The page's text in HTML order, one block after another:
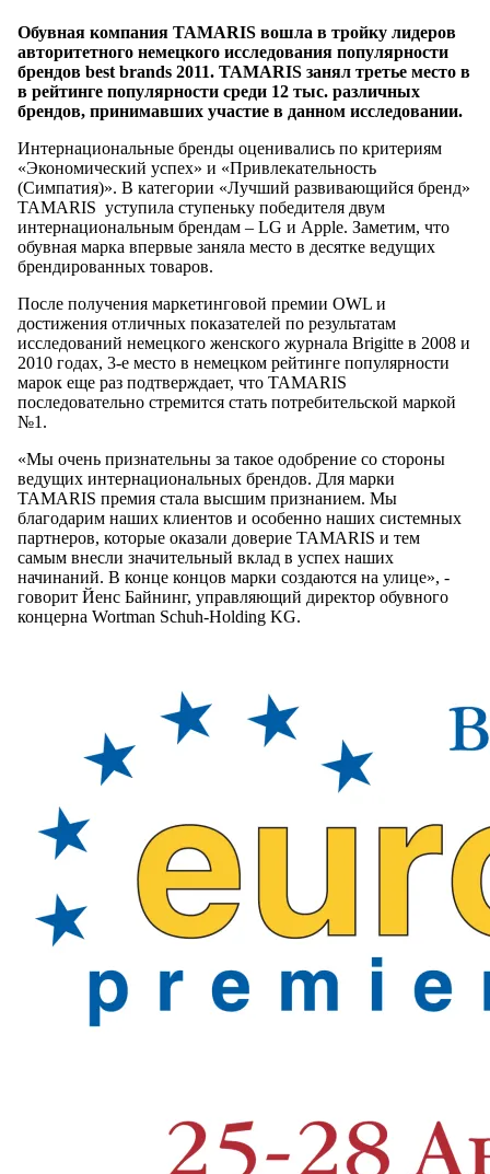
Обувная компания TAMARIS вошла в тройку лидеров
авторитетного немецкого исследования популярности
брендов best brands 2011. TAMARIS занял третье место в
в рейтинге популярности среди 12 тыс. различных
брендов, принимавших участие в данном исследовании.
Интернациональные бренды оценивались по критериям
«Экономический успех» и «Привлекательность
(Симпатия)». В категории «Лучший развивающийся бренд»
TAMARIS уступила ступеньку победителя двум
интернациональным брендам – LG и Apple. Заметим, что
обувная марка впервые заняла место в десятке ведущих
брендированных товаров.
После получения маркетинговой премии OWL и
достижения отличных показателей по результатам
исследований немецкого женского журнала Brigitte в 2008 и
2010 годах, 3-е место в немецком рейтинге популярности
марок еще раз подтверждает, что TAMARIS
последовательно стремится стать потребительской маркой
№1.
«Мы очень признательны за такое одобрение со стороны
ведущих интернациональных брендов. Для марки
TAMARIS премия стала высшим признанием. Мы
благодарим наших клиентов и особенно наших системных
партнеров, которые оказали доверие TAMARIS и тем
самым внесли значительный вклад в успех наших
начинаний. В конце концов марки создаются на улице», -
говорит Йенс Байнинг, управляющий директор обувного
концерна Wortman Schuh-Holding KG.